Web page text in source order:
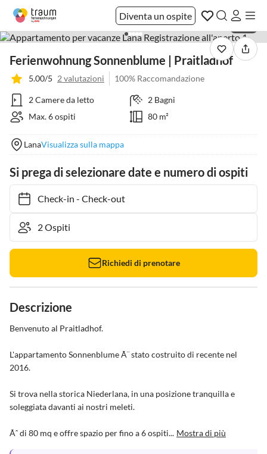
Diventa un ospite
Ferienwohnung Sonnenblume | Praitladhof
5.00/5 2 valutazioni 100% Raccomandazione
2 Camere da letto
2 Bagni
Max. 6 ospiti
80 m²
LanaVisualizza sulla mappa
Si prega di selezionare date e numero di ospiti
Check-in- Check-out
Richiedi di prenotare
Descrizione
Benvenuto al Praitladhof.
L'appartamento Sonnenblume Ã¨ stato costruito di recente nel
2016.
Si trova nella storica Niederlana, in una posizione tranquilla e
soleggiata davanti ai nostri meleti.
Ãˆ di 80 mq e offre spazio per fino a 6 ospiti... Mostra di più